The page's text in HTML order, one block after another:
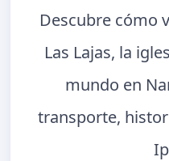
Descubre cómo
Las Lajas, la
mundo en
transporte,